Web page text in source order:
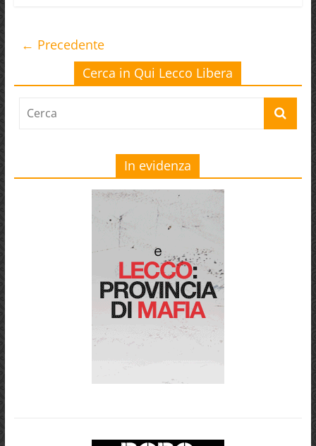
← Precedente
Cerca in Qui Lecco Libera
In evidenza